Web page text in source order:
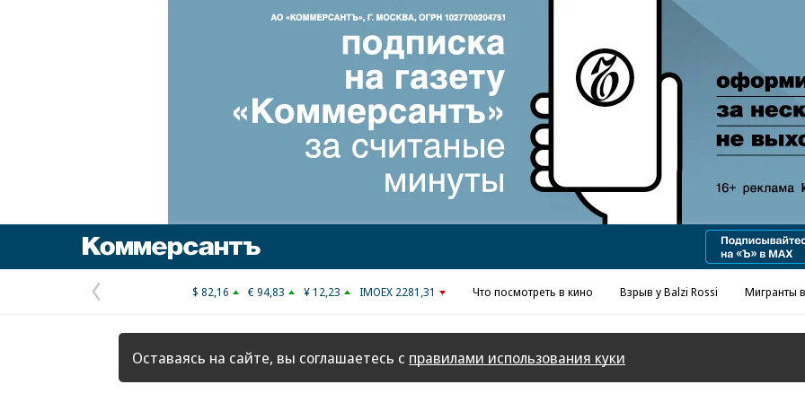
Предыдущая
страница
$ 82,16 € 94,83 ¥ 12,23 IMOEX 2281,31 Что посмотреть в кино Взрыв у Balzi Rossi Мигранты
Оставаясь на сайте, вы соглашаетесь с правилами использования куки